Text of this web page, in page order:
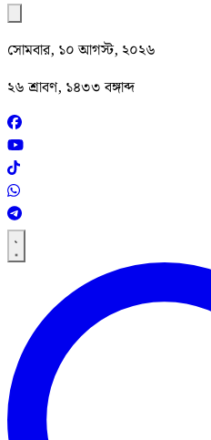
সোমবার, ১০ আগস্ট, ২০২৬
২৬ শ্রাবণ, ১৪৩৩ বঙ্গাব্দ